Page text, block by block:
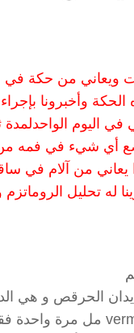
ويعاني من حكة في
في اليوم 10 ملي في
أي شيء في فمه من
يعاني من آلام
له تحليل
الحرقص و هي